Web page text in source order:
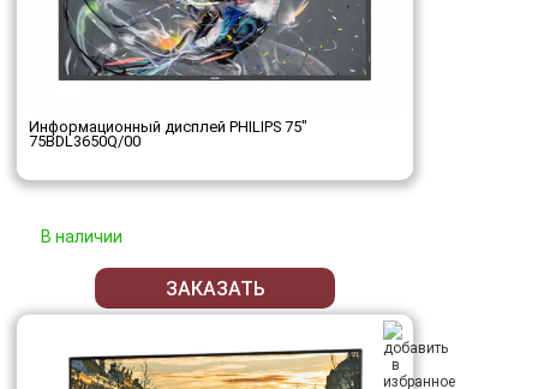
Информационный дисплей PHILIPS 75"
75BDL3650Q/00
В наличии
ЗАКАЗАТЬ